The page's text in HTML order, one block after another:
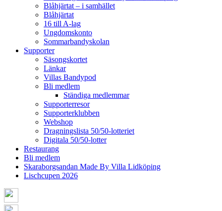
Blåhjärtat – i samhället
Blåhjärtat
16 till A-lag
Ungdomskonto
Sommarbandyskolan
Supporter
Säsongskortet
Länkar
Villas Bandypod
Bli medlem
Ständiga medlemmar
Supporterresor
Supporterklubben
Webshop
Dragningslista 50/50-lotteriet
Digitala 50/50-lotter
Restaurang
Bli medlem
Skaraborgsandan Made By Villa Lidköping
Lischcupen 2026